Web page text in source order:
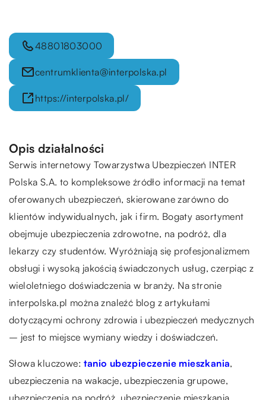
48801803000
centrumklienta@interpolska.pl
https://interpolska.pl/
Opis działalności
Serwis internetowy Towarzystwa Ubezpieczeń INTER
Polska S.A. to kompleksowe źródło informacji na temat
oferowanych ubezpieczeń, skierowane zarówno do
klientów indywidualnych, jak i firm. Bogaty asortyment
obejmuje ubezpieczenia zdrowotne, na podróż, dla
lekarzy czy studentów. Wyróżniają się profesjonalizmem
obsługi i wysoką jakością świadczonych usług, czerpiąc z
wieloletniego doświadczenia w branży. Na stronie
interpolska.pl można znaleźć blog z artykułami
dotyczącymi ochrony zdrowia i ubezpieczeń medycznych
– jest to miejsce wymiany wiedzy i doświadczeń.
Słowa kluczowe:tanio ubezpieczenie mieszkania,
ubezpieczenia na wakacje, ubezpieczenia grupowe,
ubezpieczenia na podróż, ubezpieczenie mieszkania